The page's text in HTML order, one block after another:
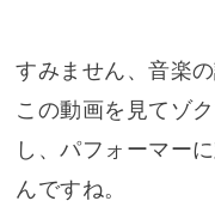
すみません、音楽
この動画を見てゾ
し、パフォーマー
んですね。